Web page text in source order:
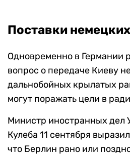
Поставки
Одновременно в Германии
вопрос о передаче Киеву
дальнобойных крылатых
могут поражать цели в
Министр иностранных дел
Кулеба 11 сентября
что Берлин рано или